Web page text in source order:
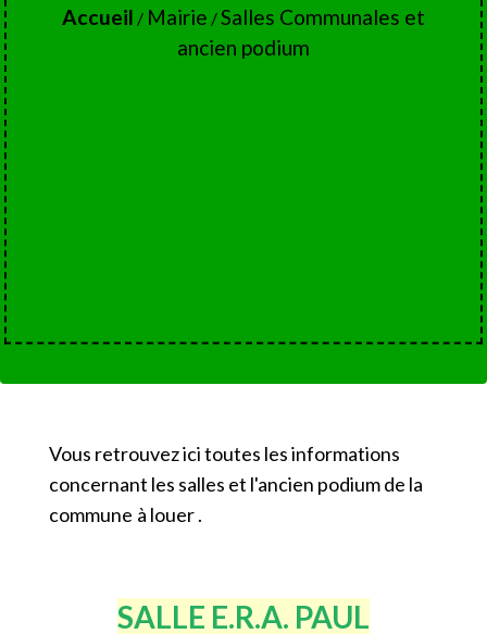
Accueil / Mairie /Salles Communales et
ancien podium
Vous retrouvez ici toutes les informations
concernant les salles et l'ancien podium de la
commune à louer .
SALLE E.R.A. PAUL